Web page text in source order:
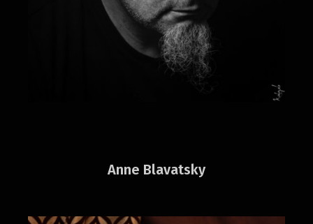
Anne Blavatsky